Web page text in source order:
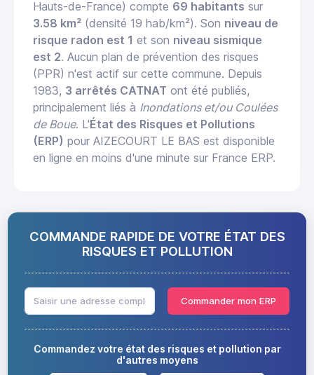
Hauts-de-France) compte 69 habitants sur
3.58 km² (densité 19 hab/km²). Son niveau de
risque radon est 1 et son niveau sismique
est 2. Aucun plan de prévention des risques
(PPR) n'est actif sur cette commune. Depuis
1983, 3 arrêtés CATNAT ont été publiés,
principalement liés à Inondations et/ou Coulées
de Boue. L'État des Risques et Pollutions
(ERP) pour AIZECOURT LE BAS est disponible
en ligne en moins d'une minute sur France ERP.
COMMANDE RAPIDE DE VOTRE ÉTAT DES
RISQUES ET POLLUTION
Commander mon ERP
Commandez votre état des risques et pollution par
d'autres moyens